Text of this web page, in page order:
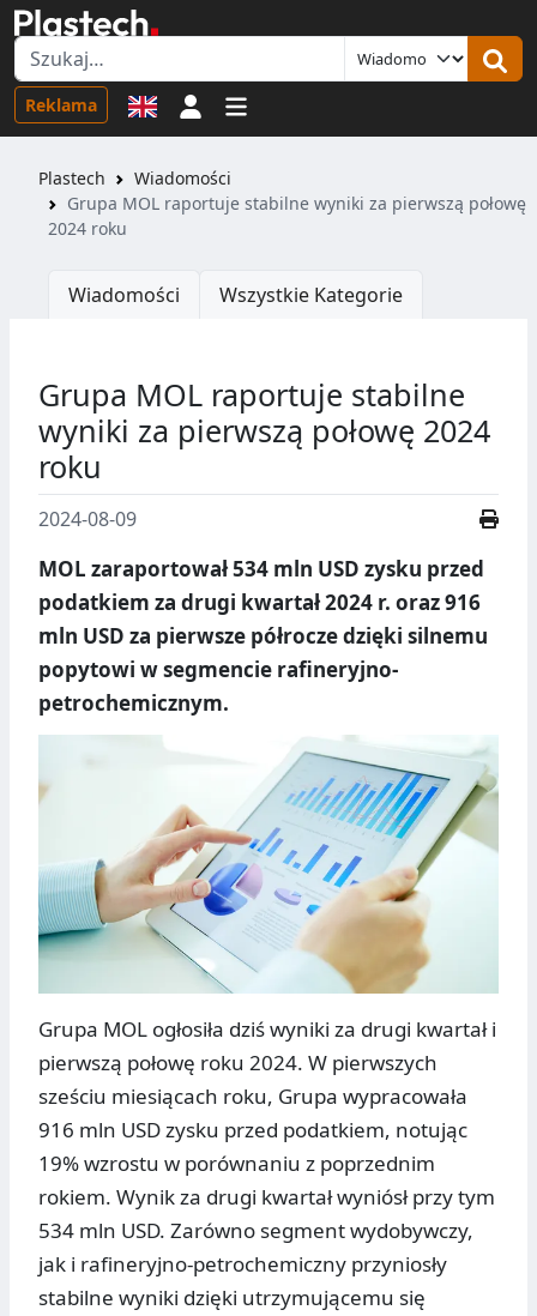
Reklama Logowanie
Plastech
Wiadomości
Grupa MOL raportuje stabilne wyniki za pierwszą połowę
2024 roku
Wiadomości Wszystkie Kategorie
Grupa MOL raportuje stabilne
wyniki za pierwszą połowę 2024
roku
2024-08-09
MOL zaraportował 534 mln USD zysku przed
podatkiem za drugi kwartał 2024 r. oraz 916
mln USD za pierwsze półrocze dzięki silnemu
popytowi w segmencie rafineryjno-
petrochemicznym.
Grupa MOL ogłosiła dziś wyniki za drugi kwartał i
pierwszą połowę roku 2024. W pierwszych
sześciu miesiącach roku, Grupa wypracowała
916 mln USD zysku przed podatkiem, notując
19% wzrostu w porównaniu z poprzednim
rokiem. Wynik za drugi kwartał wyniósł przy tym
534 mln USD. Zarówno segment wydobywczy,
jak i rafineryjno-petrochemiczny przyniosły
stabilne wyniki dzięki utrzymującemu się